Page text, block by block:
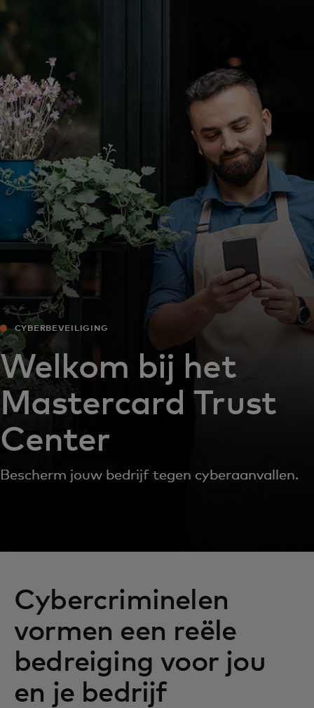
Zakelijk
Voor de wereld
Voor vernieuwers
Nieuws en trends
CYBERBEVEILIGING
Welkom bij het
Mastercard Trust
Center
Bescherm jouw bedrijf tegen cyberaanvallen.
Cybercriminelen
vormen een reële
bedreiging voor jou
en je bedrijf